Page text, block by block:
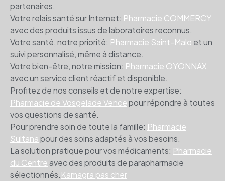
partenaires.
Votre relais santé sur Internet: Pharmacie COMMERCY
avec des produits issus de laboratoires reconnus.
Votre santé, notre priorité: Pharmacie Saint-Malo et un
suivi personnalisé, même à distance.
Votre bien-être, notre mission: Pharmacie OYONNAX
avec un service client réactif et disponible.
Profitez de nos conseils et de notre expertise:
Pharmacie de Vosgelade Vencepour répondre à toutes
vos questions de santé.
Pour prendre soin de toute la famille: Pharmacie
Sultanapour des soins adaptés à vos besoins.
La solution pratique pour vos médicaments: Pharmacie
du Centreavec des produits de parapharmacie
sélectionnés.Kamagra pas cher